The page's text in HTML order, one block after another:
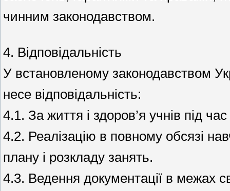
чинним законодавством.
4. Відповідальність
У встановленому законодавством
несе відповідальність:
4.1. За життя і здоров’я учнів під
4.2. Реалізацію в повному обсязі
плану і розкладу занять.
4.3. Ведення документації в межах